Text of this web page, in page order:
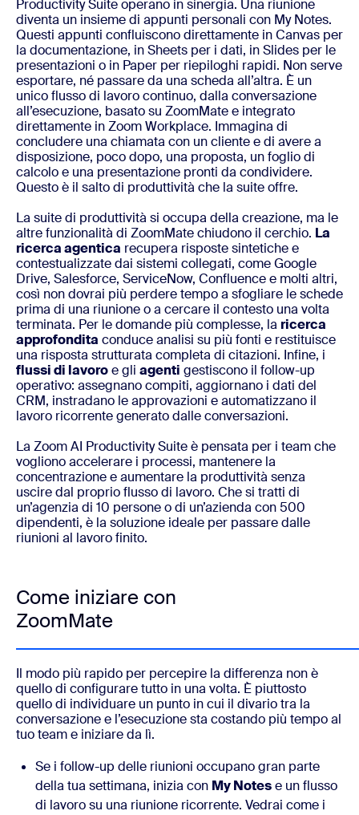
Productivity Suite operano in sinergia. Una riunione
diventa un insieme di appunti personali con My Notes.
Questi appunti confluiscono direttamente in Canvas per
la documentazione, in Sheets per i dati, in Slides per le
presentazioni o in Paper per riepiloghi rapidi. Non serve
esportare, né passare da una scheda all’altra. È un
unico flusso di lavoro continuo, dalla conversazione
all’esecuzione, basato su ZoomMate e integrato
direttamente in Zoom Workplace. Immagina di
concludere una chiamata con un cliente e di avere a
disposizione, poco dopo, una proposta, un foglio di
calcolo e una presentazione pronti da condividere.
Questo è il salto di produttività che la suite offre.
La suite di produttività si occupa della creazione, ma le
altre funzionalità di ZoomMate chiudono il cerchio. La
ricerca agentica recupera risposte sintetiche e
contestualizzate dai sistemi collegati, come Google
Drive, Salesforce, ServiceNow, Confluence e molti altri,
così non dovrai più perdere tempo a sfogliare le schede
prima di una riunione o a cercare il contesto una volta
terminata. Per le domande più complesse, la ricerca
approfondita conduce analisi su più fonti e restituisce
una risposta strutturata completa di citazioni. Infine, i
flussi di lavoroe gli agenti gestiscono il follow-up
operativo: assegnano compiti, aggiornano i dati del
CRM, instradano le approvazioni e automatizzano il
lavoro ricorrente generato dalle conversazioni.
La Zoom AI Productivity Suite è pensata per i team che
vogliono accelerare i processi, mantenere la
concentrazione e aumentare la produttività senza
uscire dal proprio flusso di lavoro. Che si tratti di
un’agenzia di 10 persone o di un’azienda con 500
dipendenti, è la soluzione ideale per passare dalle
riunioni al lavoro finito.
Come iniziare con
ZoomMate
Il modo più rapido per percepire la differenza non è
quello di configurare tutto in una volta. È piuttosto
quello di individuare un punto in cui il divario tra la
conversazione e l’esecuzione sta costando più tempo al
tuo team e iniziare da lì.
Se i follow-up delle riunioni occupano gran parte
della tua settimana, inizia con My Notese un flusso
di lavoro su una riunione ricorrente. Vedrai come i